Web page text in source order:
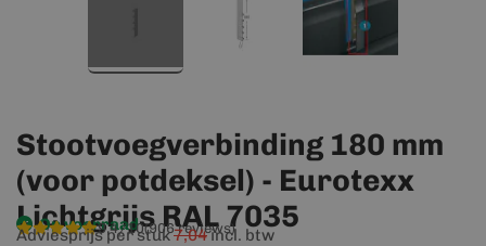
Stootvoegverbinding 180 mm
(voor potdeksel) - Eurotexx
Lichtgrijs RAL 7035
Op voorraad
9,4/10(906 reviews)
Adviesprijs per stuk7,04incl. btw